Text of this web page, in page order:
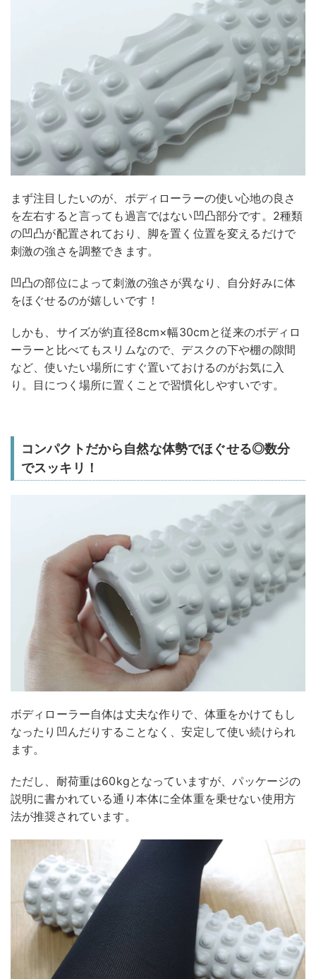
まず注目したいのが、ボディローラーの使い心地の良さ
を左右すると言っても過言ではない凹凸部分です。2種類
の凹凸が配置されており、脚を置く位置を変えるだけで
刺激の強さを調整できます。
凹凸の部位によって刺激の強さが異なり、自分好みに体
をほぐせるのが嬉しいです！
しかも、サイズが約直径8cm×幅30cmと従来のボディロ
ーラーと比べてもスリムなので、デスクの下や棚の隙間
など、使いたい場所にすぐ置いておけるのがお気に入
り。目につく場所に置くことで習慣化しやすいです。
コンパクトだから自然な体勢でほぐせる◎数分
でスッキリ！
ボディローラー自体は丈夫な作りで、体重をかけてもし
なったり凹んだりすることなく、安定して使い続けられ
ます。
ただし、耐荷重は60kgとなっていますが、パッケージの
説明に書かれている通り本体に全体重を乗せない使用方
法が推奨されています。